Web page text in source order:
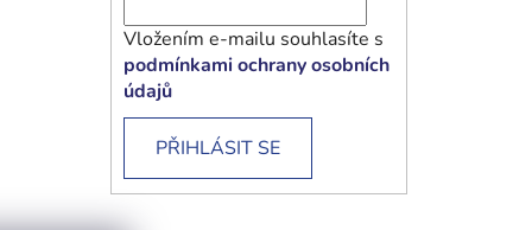
Vložením e-mailu souhlasíte s
podmínkami ochrany osobních
údajů
PŘIHLÁSIT SE